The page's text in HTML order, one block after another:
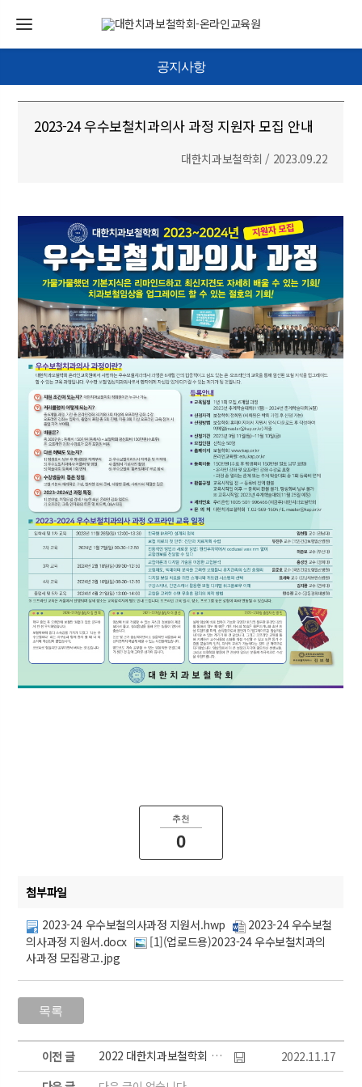
공지사항
2023-24 우수보철치과의사 과정 지원자 모집 안내
대한치과보철학회 / 2023.09.22
추천
0
첨부파일
2023-24 우수보철의사과정 지원서.hwp
2023-24 우수보철
의사과정 지원서.docx
[1](업로드용)2023-24 우수보철치과의
사과정 모집광고.jpg
이전 글 2022 대한치과보철학회 스크린 골프대회 개최 안내
2022.11.17